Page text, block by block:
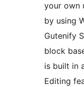
your own
by using
Gutenify
block
is built in
Editing